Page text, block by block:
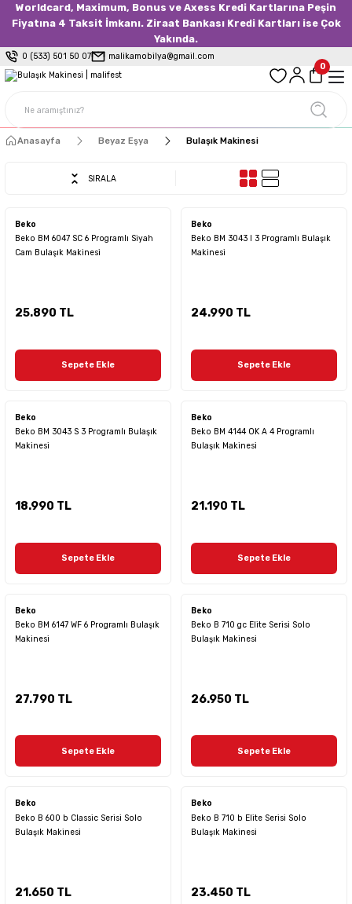
Worldcard, Maximum, Bonus ve Axess Kredi Kartlarına Peşin
Fiyatına 4 Taksit İmkanı. Ziraat Bankası Kredi Kartları ise Çok
Yakında.
0 (533) 501 50 07
malikamobilya@gmail.com
0
Anasayfa Beyaz Eşya Bulaşık Makinesi
SIRALA
Beko
Beko BM 6047 SC 6 Programlı Siyah
Cam Bulaşık Makinesi
25.890 TL
Sepete Ekle
Beko
Beko BM 3043 I 3 Programlı Bulaşık
Makinesi
24.990 TL
Sepete Ekle
Beko
Beko BM 3043 S 3 Programlı Bulaşık
Makinesi
18.990 TL
Sepete Ekle
Beko
Beko BM 4144 OK A 4 Programlı
Bulaşık Makinesi
21.190 TL
Sepete Ekle
Beko
Beko BM 6147 WF 6 Programlı Bulaşık
Makinesi
27.790 TL
Sepete Ekle
Beko
Beko B 710 gc Elite Serisi Solo
Bulaşık Makinesi
26.950 TL
Sepete Ekle
Beko
Beko B 600 b Classic Serisi Solo
Bulaşık Makinesi
21.650 TL
Beko
Beko B 710 b Elite Serisi Solo
Bulaşık Makinesi
23.450 TL